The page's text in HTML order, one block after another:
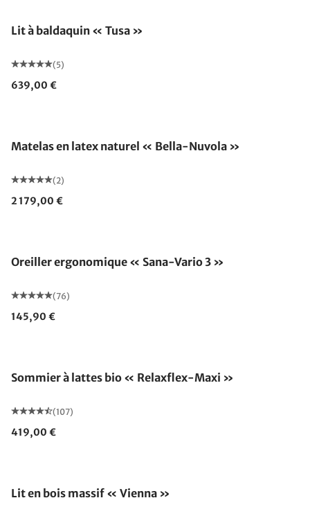
Lit à baldaquin « Tusa »
(5)
639,00 €
Matelas en latex naturel « Bella-Nuvola »
(2)
2 179,00 €
Oreiller ergonomique « Sana-Vario 3 »
(76)
145,90 €
Sommier à lattes bio « Relaxflex-Maxi »
(107)
419,00 €
Lit en bois massif « Vienna »